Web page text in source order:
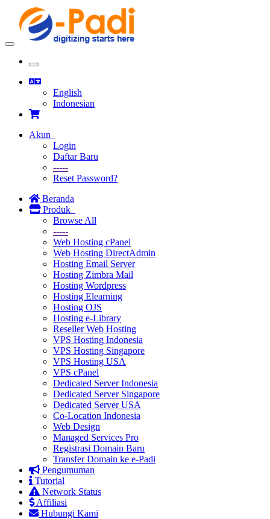
Toggle
Toggle
navigation
English
Indonesian
Akun
Login
Daftar Baru
-----
Reset Password?
Beranda
Produk
Browse All
-----
Web Hosting cPanel
Web Hosting DirectAdmin
Hosting Email Server
Hosting Zimbra Mail
Hosting Wordpress
Hosting Elearning
Hosting OJS
Hosting e-Library
Reseller Web Hosting
VPS Hosting Indonesia
VPS Hosting Singapore
VPS Hosting USA
VPS cPanel
Dedicated Server Indonesia
Dedicated Server Singapore
Dedicated Server USA
Co-Location Indonesia
Web Design
Managed Services Pro
Registrasi Domain Baru
Transfer Domain ke e-Padi
Pengumuman
Tutorial
Network Status
Affiliasi
Hubungi Kami